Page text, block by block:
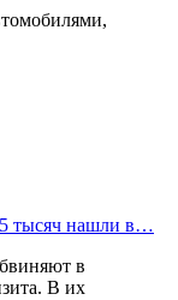
тысяч нашли в…
в
В их